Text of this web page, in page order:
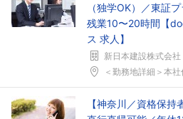
（独学OK）／東証
残業10〜20時間【
ス 求人】
新日本建設株式会社
＜勤務地詳細＞本社住
【神奈川／資格保